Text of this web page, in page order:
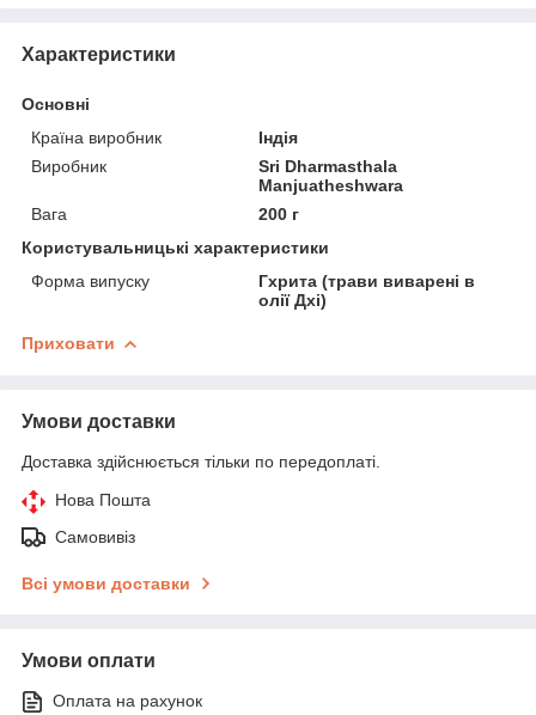
Характеристики
Основні
Країна виробник
Індія
Виробник
Sri Dharmasthala
Manjuatheshwara
Вага
200 г
Користувальницькі характеристики
Форма випуску
Гхрита (трави виварені в
олії Дхі)
Приховати
Умови доставки
Доставка здійснюється тільки по передоплаті.
Нова Пошта
Самовивіз
Всі умови доставки
Умови оплати
Оплата на рахунок